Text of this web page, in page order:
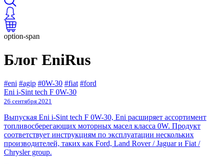
option-span
Блог EniRus
#eni #agip #0W-30 #fiat #ford
Eni i-Sint tech F 0W-30
26 сентября 2021
Выпуская Eni i-Sint tech F 0W-30, Eni расширяет ассортимент
топливосберегающих моторных масел класса 0W. Продукт
соответствует инструкциям по эксплуатации нескольких
производителей, таких как Ford, Land Rover / Jaguar и Fiat /
Chrysler group.